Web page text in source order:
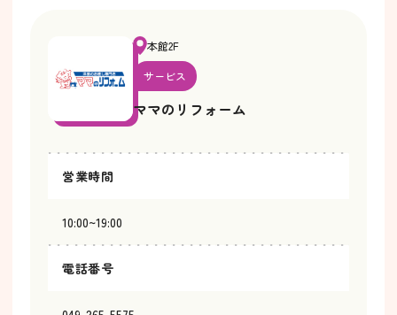
本館2F
サービス
ママのリフォーム
営業時間
10:00~19:00
電話番号